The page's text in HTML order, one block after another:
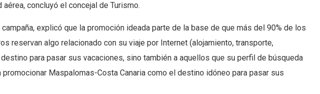
concluyó el concejal de Turismo.
explicó que la promoción ideada parte de la base de que más del 90% de los
reservan algo relacionado con su viaje por Internet (alojamiento, transporte,
para pasar sus vacaciones, sino también a aquellos que su perfil de búsqueda
Maspalomas-Costa Canaria como el destino idóneo para pasar sus